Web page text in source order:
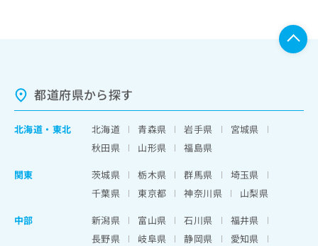
都道府県から探す
北海道 ・ 東北 北海道 青森県 岩手県
宮城県
秋田県
山形県
福島県
関東
茨城県 栃木県 群馬県
埼玉県
千葉県
東京都 神奈川県
山梨県
中部
新潟県 富山県 石川県
福井県
長野県
岐阜県 静岡県
愛知県